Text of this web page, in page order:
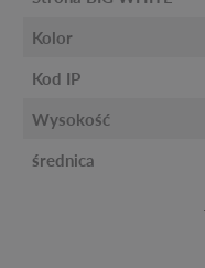
Kolor
Kod IP
Wysokość
średnica